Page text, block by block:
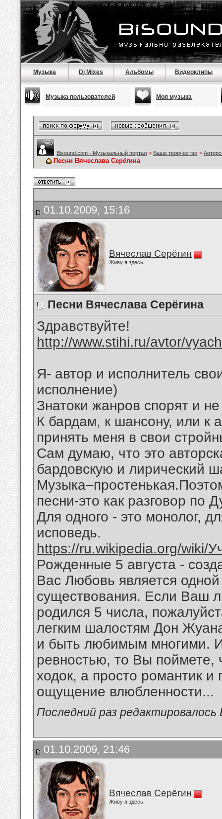
Музыка Dj Mixes Альбомы Видеоклипы
Музыка пользователей Моя музыка
Bisound.com - Музыкальный портал > Ваше творчество >
Песни Вячеслава Серёгина
01.10.2009, 15:16
Вячеслав Серёгин
Живу я здесь
Песни Вячеслава Серёгина
Здравствуйте!
http://www.stihi.ru/avtor/
Я- автор и исполнитель
исполнение)
Знатоки жанров спорят и
К бардам, к шансону, или к
принять меня в свои
Сам думаю, что это
бардовскую и лирический
песни-это как разговор по
Для одного - это монолог,
исповедь.
https://ru.wikipedia.org/wiki/
Рожденные 5 августа -
Вас Любовь является
существования. Если
родился 5 числа,
легким шалостям Дон
и быть любимым многими.
ревностью, то Вы
ходок, а просто романтик и
ощущение влюбленности...
Последний раз
01.10.2009, 21:46
Вячеслав Серёгин
Живу я здесь